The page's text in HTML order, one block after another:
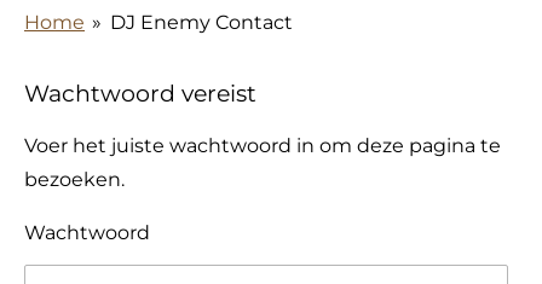
hoofdinhoud
Home » DJ Enemy Contact
Wachtwoord vereist
Voer het juiste wachtwoord in om deze pagina te
bezoeken.
Wachtwoord